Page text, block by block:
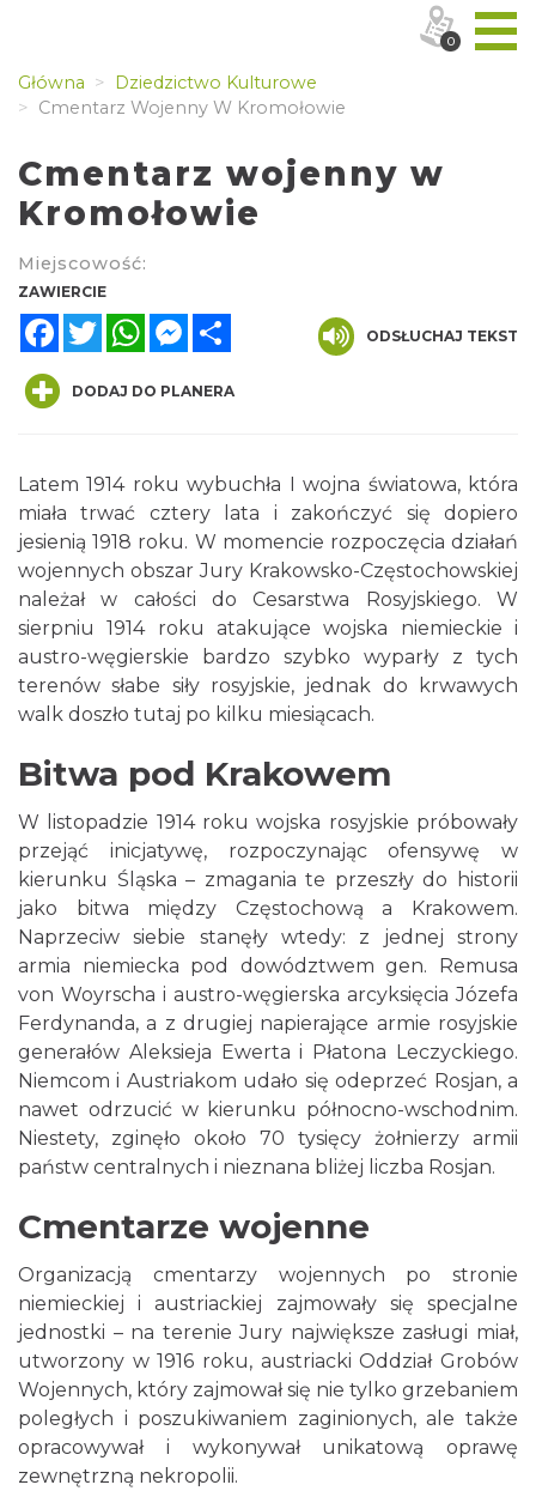
Główna
Dziedzictwo Kulturowe
Cmentarz Wojenny W Kromołowie
Cmentarz wojenny w
Kromołowie
Miejscowość:
ZAWIERCIE
FacebookTwitterWhatsAppMessenger
ODSŁUCHAJ TEKST
DODAJ DO PLANERA
Latem 1914 roku wybuchła I wojna światowa, która
miała trwać cztery lata i zakończyć się dopiero
jesienią 1918 roku. W momencie rozpoczęcia działań
wojennych obszar Jury Krakowsko-Częstochowskiej
należał w całości do Cesarstwa Rosyjskiego. W
sierpniu 1914 roku atakujące wojska niemieckie i
austro-węgierskie bardzo szybko wyparły z tych
terenów słabe siły rosyjskie, jednak do krwawych
walk doszło tutaj po kilku miesiącach.
Bitwa pod Krakowem
W listopadzie 1914 roku wojska rosyjskie próbowały
przejąć inicjatywę, rozpoczynając ofensywę w
kierunku Śląska – zmagania te przeszły do historii
jako bitwa między Częstochową a Krakowem.
Naprzeciw siebie stanęły wtedy: z jednej strony
armia niemiecka pod dowództwem gen. Remusa
von Woyrscha i austro-węgierska arcyksięcia Józefa
Ferdynanda, a z drugiej napierające armie rosyjskie
generałów Aleksieja Ewerta i Płatona Leczyckiego.
Niemcom i Austriakom udało się odeprzeć Rosjan, a
nawet odrzucić w kierunku północno-wschodnim.
Niestety, zginęło około 70 tysięcy żołnierzy armii
państw centralnych i nieznana bliżej liczba Rosjan.
Cmentarze wojenne
Organizacją cmentarzy wojennych po stronie
niemieckiej i austriackiej zajmowały się specjalne
jednostki – na terenie Jury największe zasługi miał,
utworzony w 1916 roku, austriacki Oddział Grobów
Wojennych, który zajmował się nie tylko grzebaniem
poległych i poszukiwaniem zaginionych, ale także
opracowywał i wykonywał unikatową oprawę
zewnętrzną nekropolii.
0